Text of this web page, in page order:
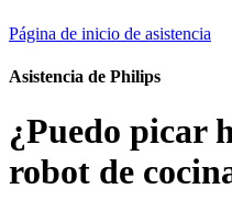
Página de inicio de asistencia
Asistencia de Philips
¿Puedo picar
robot de